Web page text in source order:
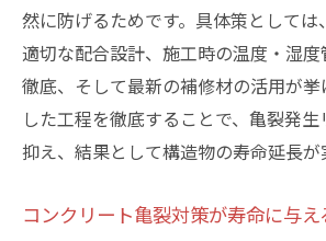
然に防げるためです。具体策としては
適切な配合設計、施工時の温度・湿
徹底、そして最新の補修材の活用が挙
した工程を徹底することで、亀裂発
抑え、結果として構造物の寿命延長が
コンクリート亀裂対策が寿命に与